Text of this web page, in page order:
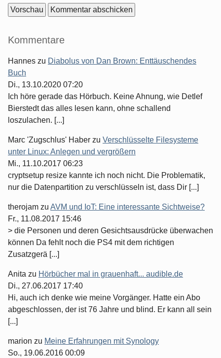
Seitenleiste
Kommentare
Hannes zu Diabolus von Dan Brown: Enttäuschendes
Buch
Di., 13.10.2020 07:20
Ich höre gerade das Hörbuch. Keine Ahnung, wie Detlef
Bierstedt das alles lesen kann, ohne schallend
loszulachen. [...]
Marc 'Zugschlus' Haber zu Verschlüsselte Filesysteme
unter Linux: Anlegen und vergrößern
Mi., 11.10.2017 06:23
cryptsetup resize kannte ich noch nicht. Die Problematik,
nur die Datenpartition zu verschlüsseln ist, dass Dir [...]
therojam zu AVM und IoT: Eine interessante Sichtweise?
Fr., 11.08.2017 15:46
> die Personen und deren Gesichtsausdrücke überwachen
können Da fehlt noch die PS4 mit dem richtigen
Zusatzgerä [...]
Anita zu Hörbücher mal in grauenhaft... audible.de
Di., 27.06.2017 17:40
Hi, auch ich denke wie meine Vorgänger. Hatte ein Abo
abgeschlossen, der ist 76 Jahre und blind. Er kann all sein
[...]
marion zu Meine Erfahrungen mit Synology
So., 19.06.2016 00:09